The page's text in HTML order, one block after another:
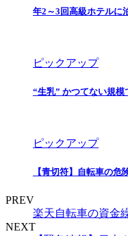
年2～3回高級ホテルに
ピックアップ
“生乳” かつてない規
ピックアップ
【青切符】自転車の
PREV
楽天自転車の資金
NEXT